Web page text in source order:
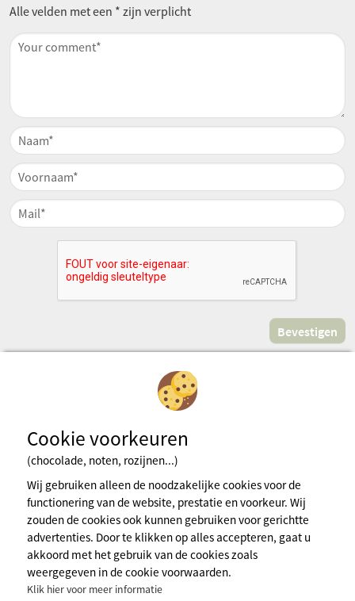
Alle velden met een * zijn verplicht
Inschrijven voor de nieuwsbrief
Wettelijke bepalingens
Algemene gebruiksvoorwaarden
Cookiebeleid
Persruimte
Cookie voorkeuren
(chocolade, noten, rozijnen...)
Wij gebruiken alleen de noodzakelijke cookies voor de
functionering van de website, prestatie en voorkeur. Wij
zouden de cookies ook kunnen gebruiken voor gerichtte
advertenties. Door te klikken op alles accepteren, gaat u
akkoord met het gebruik van de cookies zoals
weergegeven in de cookie voorwaarden.
Klik hier voor meer informatie